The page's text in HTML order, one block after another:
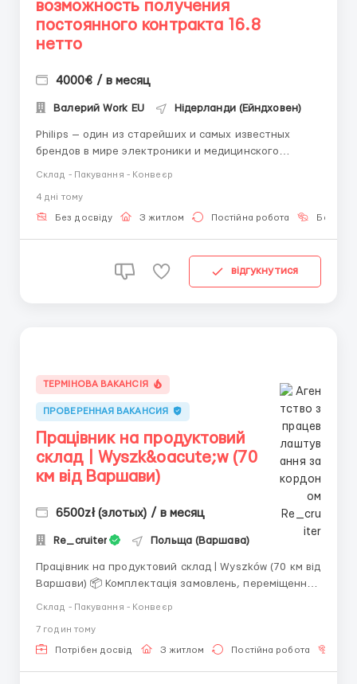
возможность получения
постоянного контракта 16.8
нетто
4000€ / в месяц
Валерий Work EU Нідерланди (Ейндховен)
Philips — один из старейших и самых известных
брендов в мире электроники и медицинского
технологичные предприятия с европейским
подходом к условиям труда. Города: Бест; Драх...
Склад - Пакування - Конвеєр
4 днi тому
Без досвіду З житлом Постійна робота Без
відгукнутися
ТЕРМІНОВА ВАКАНСІЯ
ПРОВЕРЕННАЯ ВАКАНСИЯ
Працівник на продуктовий
склад | Wyszk&oacute;w (70
км від Варшави)
6500zł (злотых) / в месяц
Re_cruiter Польща (Варшава)
Працівник на продуктовий склад | Wyszków (70 км від
Варшави) 📦 Комплектація замовлень, переміщення
2 тижні — 24 зл/год нетто, далі — акордна система
оплати (можливий заробіток до...
Склад - Пакування - Конвеєр
7 годин тому
Потрібен досвід З житлом Постійна робота